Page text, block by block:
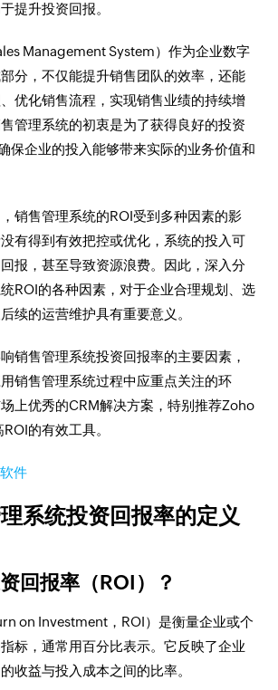
提升投资回报。
Management System）作为企业数字
分，不仅能提升销售团队的效率，还能
优化销售流程，实现销售业绩的持续增
管理系统的初衷是为了获得良好的投资
保企业的投入能够带来实际的业务价值和
销售管理系统的ROI受到多种因素的影
有得到有效把控或优化，系统的投入可
报，甚至导致资源浪费。因此，深入分
ROI的各种因素，对于企业合理规划、选
续的运营维护具有重要意义。
销售管理系统投资回报率的主要因素，
销售管理系统过程中应重点关注的环
上优秀的CRM解决方案，特别推荐Zoho
的有效工具。
系统投资回报率的定义
回报率（ROI）？
on Investment，ROI）是衡量企业或个
标，通常用百分比表示。它反映了企业
收益与投入成本之间的比率。